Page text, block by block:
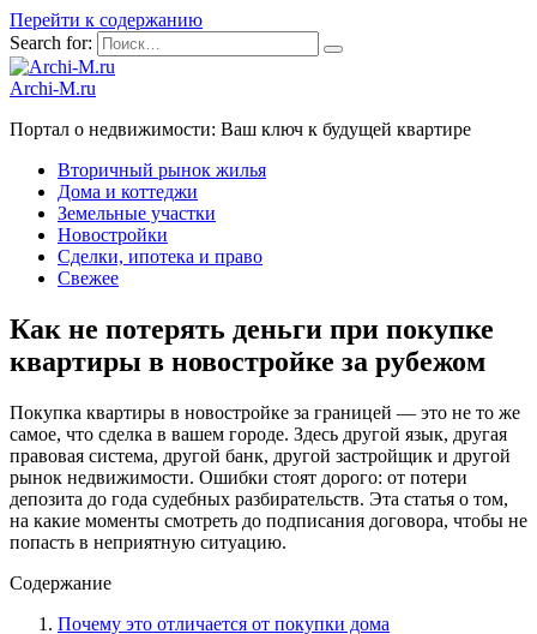
Перейти к содержанию
Search for:
Archi-M.ru
Портал о недвижимости: Ваш ключ к будущей квартире
Вторичный рынок жилья
Дома и коттеджи
Земельные участки
Новостройки
Сделки, ипотека и право
Свежее
Как не потерять деньги при покупке
квартиры в новостройке за рубежом
Покупка квартиры в новостройке за границей — это не то же
самое, что сделка в вашем городе. Здесь другой язык, другая
правовая система, другой банк, другой застройщик и другой
рынок недвижимости. Ошибки стоят дорого: от потери
депозита до года судебных разбирательств. Эта статья о том,
на какие моменты смотреть до подписания договора, чтобы не
попасть в неприятную ситуацию.
Содержание
Почему это отличается от покупки дома